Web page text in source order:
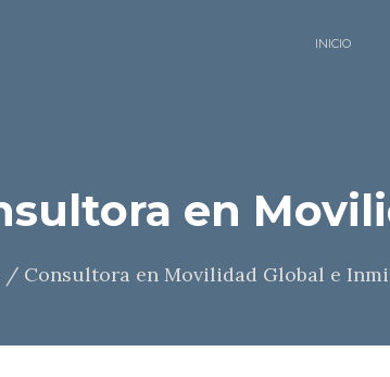
INICIO
en
/ Consultora en Movilidad Global e